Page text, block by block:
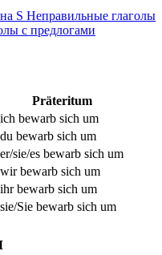
S Неправильные глаголы
с предлогами
Präteritum
ich bewarb sich um
du bewarb sich um
er/sie/es bewarb sich um
wir bewarb sich um
ihr bewarb sich um
sie/Sie bewarb sich um